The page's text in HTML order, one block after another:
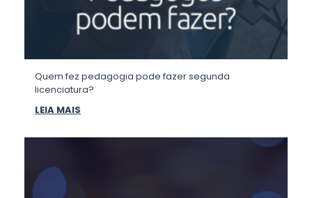
Quem fez pedagogia pode fazer segunda
licenciatura?
LEIA MAIS